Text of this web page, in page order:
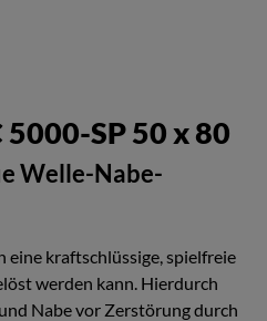
SP 50 x 80
Welle-Nabe-
eine kraftschlüssige, spielfreie
werden kann. Hierdurch
Nabe vor Zerstörung durch